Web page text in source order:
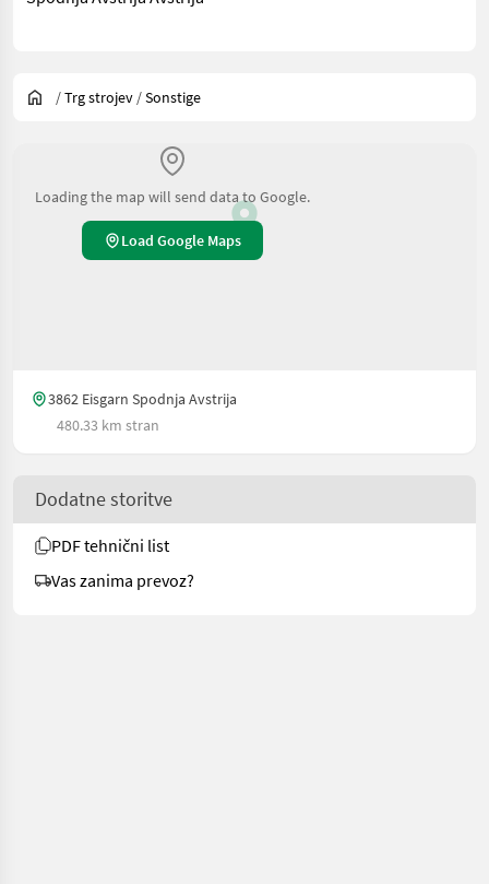
/Trg strojev /Sonstige
Loading the map will send data to Google.
Load Google Maps
3862 Eisgarn Spodnja Avstrija
480.33 km stran
Dodatne storitve
PDF tehnični list
Vas zanima prevoz?